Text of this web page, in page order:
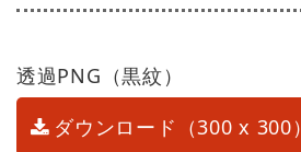
透過PNG（黒紋）
ダウンロード（300 x 300）